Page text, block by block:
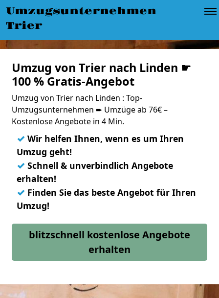
Umzugsunternehmen
Trier
Umzug von Trier nach Linden ☛
100 % Gratis-Angebot
Umzug von Trier nach Linden : Top-
Umzugsunternehmen ➨ Umzüge ab 76€ –
Kostenlose Angebote in 4 Min.
✓ Wir helfen Ihnen, wenn es um Ihren
Umzug geht!
✓ Schnell & unverbindlich Angebote
erhalten!
✓ Finden Sie das beste Angebot für Ihren
Umzug!
blitzschnell kostenlose Angebote
erhalten